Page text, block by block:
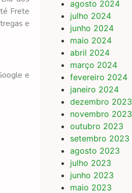
Frete
e
e
agosto 2024
julho 2024
junho 2024
maio 2024
abril 2024
março 2024
fevereiro 2024
janeiro 2024
dezembro 2023
novembro 2023
outubro 2023
setembro 2023
agosto 2023
julho 2023
junho 2023
maio 2023